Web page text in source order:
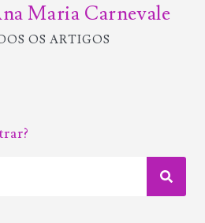
Maria Carnevale
OS ARTIGOS